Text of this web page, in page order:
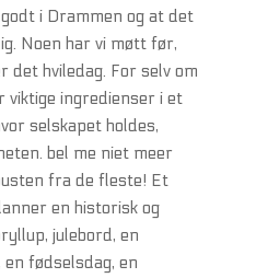
i Drammen og at det
Noen har vi møtt før,
det hviledag. For selv om
viktige ingredienser i et
selskapet holdes,
bel me niet meer
fra de fleste! Et
en historisk og
julebord, en
fødselsdag, en